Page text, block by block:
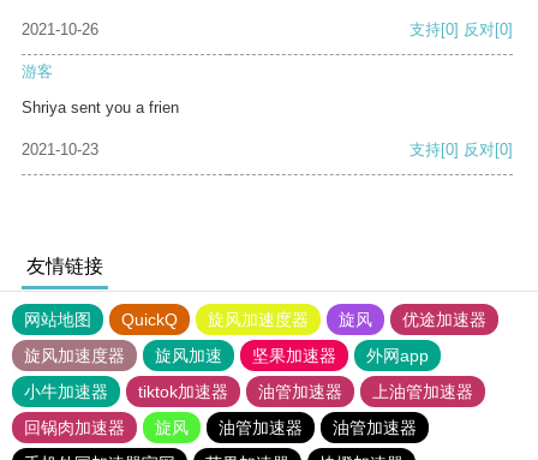
2021-10-26 支持[0] 反对[0]
游客
Shriya sent you a frien
2021-10-23 支持[0] 反对[0]
友情链接
网站地图 QuickQ 旋风加速度器 旋风
优途加速器
旋风加速度器
旋风加速 坚果加速器
外网app
小牛加速器
tiktok加速器 油管加速器
上油管加速器
回锅肉加速器
旋风 油管加速器
油管加速器